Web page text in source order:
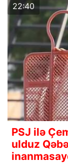
22:40
PSJ ilə
ulduz